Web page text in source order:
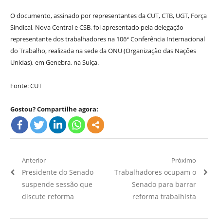
O documento, assinado por representantes da CUT, CTB, UGT, Força
Sindical, Nova Central e CSB, foi apresentado pela delegação
representante dos trabalhadores na 106ª Conferência Internacional
do Trabalho, realizada na sede da ONU (Organização das Nações
Unidas), em Genebra, na Suíça.
Fonte: CUT
Gostou? Compartilhe agora:
Navegação
de
Post
Anterior
Artigo
Anterior:
Presidente do Senado
suspende sessão que
discute reforma
Próximo
Próximo
Artigo:
Trabalhadores ocupam o
Senado para barrar
reforma trabalhista